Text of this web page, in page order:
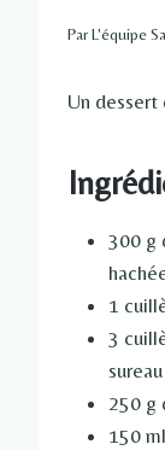
ParL'équipe
Un
300 g
1
3
250 g
150